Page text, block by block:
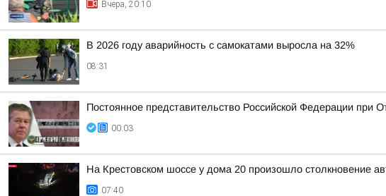
Вчера, 20:10
В 2026 году аварийность с самокатами выросла на 32%
08:31
Постоянное представительство Российской Федерации
00:03
На Крестовском шоссе у дома 20 произошло столкновение
07:40